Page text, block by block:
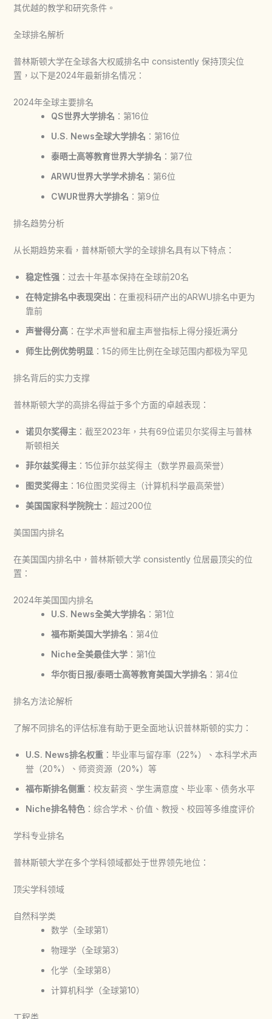
其优越的教学和研究条件。
全球排名解析
普林斯顿大学在全球各大权威排名中 consistently 保持顶尖位
置，以下是2024年最新排名情况：
2024年全球主要排名
QS世界大学排名 ：第16位
U.S. News全球大学排名 ：第16位
泰晤士高等教育世界大学排名 ：第7位
ARWU世界大学学术排名 ：第6位
CWUR世界大学排名 ：第9位
排名趋势分析
从长期趋势来看，普林斯顿大学的全球排名具有以下特点：
稳定性强：过去十年基本保持在全球前20名
在特定排名中表现突出 ：在重视科研产出的ARWU排名中更为
靠前
声誉得分高：在学术声誉和雇主声誉指标上得分接近满分
师生比例优势明显 ：1:5的师生比例在全球范围内都极为罕见
排名背后的实力支撑
普林斯顿大学的高排名得益于多个方面的卓越表现：
诺贝尔奖得主 ：截至2023年，共有69位诺贝尔奖得主与普林
斯顿相关
菲尔兹奖得主 ：15位菲尔兹奖得主（数学界最高荣誉）
图灵奖得主 ：16位图灵奖得主（计算机科学最高荣誉）
美国国家科学院院士：超过200位
美国国内排名
在美国国内排名中，普林斯顿大学 consistently 位居最顶尖的位
置：
2024年美国国内排名
U.S. News全美大学排名 ：第1位
福布斯美国大学排名 ：第4位
Niche全美最佳大学：第1位
华尔街日报/泰晤士高等教育美国大学排名 ：第4位
排名方法论解析
了解不同排名的评估标准有助于更全面地认识普林斯顿的实力：
U.S. News排名权重：毕业率与留存率（22%）、本科学术声
誉（20%）、师资资源（20%）等
福布斯排名侧重：校友薪资、学生满意度、毕业率、债务水平
Niche排名特色：综合学术、价值、教授、校园等多维度评价
学科专业排名
普林斯顿大学在多个学科领域都处于世界领先地位：
顶尖学科领域
自然科学类
数学（全球第1）
物理学（全球第3）
化学（全球第8）
计算机科学（全球第10）